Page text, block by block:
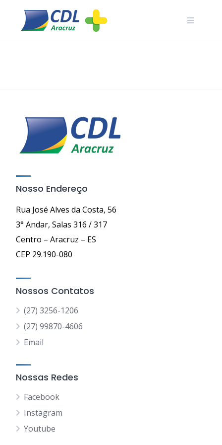
content
Nosso Endereço
Rua José Alves da Costa, 56
3° Andar, Salas 316 / 317
Centro – Aracruz – ES
CEP 29.190-080
Nossos Contatos
(27) 3256-1206
(27) 99870-4606
Email
Nossas Redes
Facebook
Instagram
Youtube